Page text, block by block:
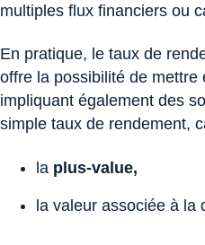
multiples flux financiers ou
En pratique, le taux de
offre la possibilité de mettre
impliquant également des
simple taux de rendement,
la plus-value,
la valeur associée à la